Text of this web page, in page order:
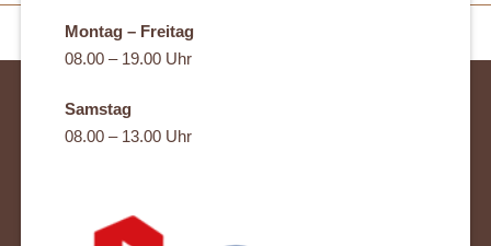
Montag – Freitag
08.00 – 19.00 Uhr
Samstag
08.00 – 13.00 Uhr